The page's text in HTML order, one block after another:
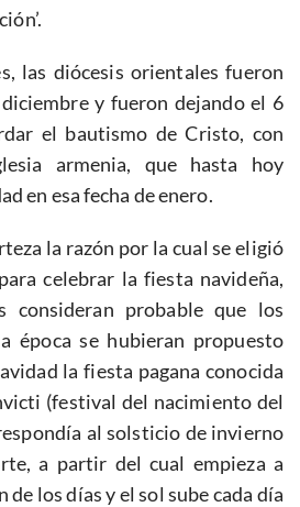
las diócesis orientales fueron
y fueron dejando el 6
el bautismo de Cristo, con
armenia, que hasta hoy
en esa fecha de enero.
la razón por la cual se eligió
celebrar la fiesta navideña,
consideran probable que los
época se hubieran propuesto
la fiesta pagana conocida
(festival del nacimiento del
al solsticio de invierno
a partir del cual empieza a
los días y el sol sube cada día